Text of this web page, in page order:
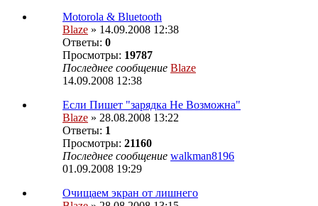
Motorola & Bluetooth
Blaze » 14.09.2008 12:38
Ответы: 0
Просмотры: 19787
Последнее сообщение Blaze
14.09.2008 12:38
Если Пишет "зарядка Не Возможна"
Blaze » 28.08.2008 13:22
Ответы: 1
Просмотры: 21160
Последнее сообщение walkman8196
01.09.2008 19:29
Очищаем экран от лишнего